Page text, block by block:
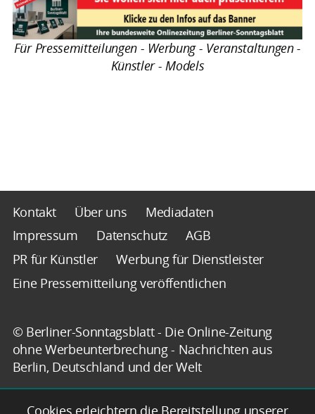
Für Pressemitteilungen - Werbung - Veranstaltungen -
Künstler - Models
Kontakt Über uns
Mediadaten
Impressum
Datenschutz
AGB
PR für Künstler
Werbung für Dienstleister
Eine Pressemitteilung veröffentlichen
© Berliner-Sonntagsblatt - Die Online-Zeitung
ohne Werbeunterbrechung - Nachrichten aus
Berlin, Deutschland und der Welt
Cookies erleichtern die Bereitstellung unserer